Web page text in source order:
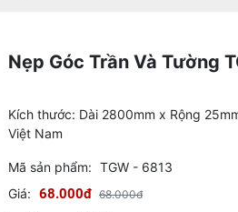
Nẹp Góc Trần Và Tường
Kích thước: Dài 2800mm x Rộng
Việt Nam
Mã sản phẩm: TGW - 6813
Giá: 68.000đ 68.000đ